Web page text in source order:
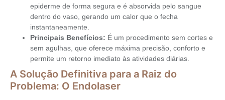
epiderme de forma segura e é absorvida pelo sangue
dentro do vaso, gerando um calor que o fecha
instantaneamente.
Principais Benefícios: É um procedimento sem cortes e
sem agulhas, que oferece máxima precisão, conforto e
permite um retorno imediato às atividades diárias.
A Solução Definitiva para a Raiz do
Problema: O Endolaser